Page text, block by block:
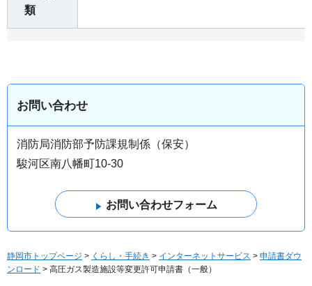
類
お問い合わせ
消防局消防部予防課規制係（保安）
駿河区南八幡町10-30
静岡市トップページ > くらし・手続き > インターネットサービス > 申請書ダウ
ンロード > 高圧ガス製造施設等変更許可申請書（一般）